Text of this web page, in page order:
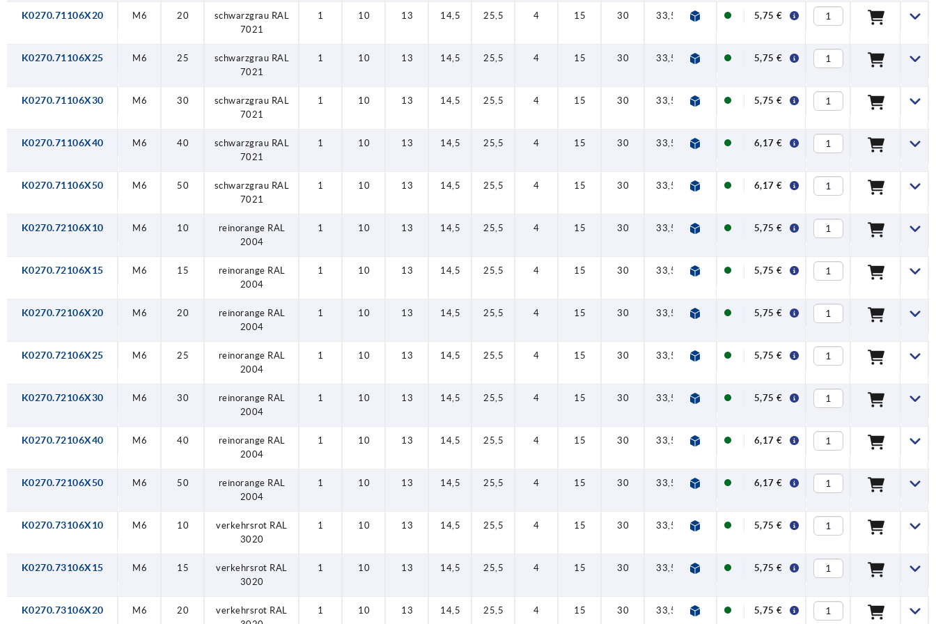
K0270.71106X20 M6 20
schwarzgrau RAL
7021
1 10 13 14,5 25,5 4 15 30 33,5 47 7,5
5,75 €
K0270.71106X25 M6 25
schwarzgrau RAL
7021
1 10 13 14,5 25,5 4 15 30 33,5 47 7,5
5,75 €
K0270.71106X30 M6 30
schwarzgrau RAL
7021
1 10 13 14,5 25,5 4 15 30 33,5 47 7,5
5,75 €
K0270.71106X40 M6 40
schwarzgrau RAL
7021
1 10 13 14,5 25,5 4 15 30 33,5 47 7,5
6,17 €
K0270.71106X50 M6 50
schwarzgrau RAL
7021
1 10 13 14,5 25,5 4 15 30 33,5 47 7,5
6,17 €
K0270.72106X10 M6 10
reinorange RAL
2004
1 10 13 14,5 25,5 4 15 30 33,5 47 7,5
5,75 €
K0270.72106X15 M6 15
reinorange RAL
2004
1 10 13 14,5 25,5 4 15 30 33,5 47 7,5
5,75 €
K0270.72106X20 M6 20
reinorange RAL
2004
1 10 13 14,5 25,5 4 15 30 33,5 47 7,5
5,75 €
K0270.72106X25 M6 25
reinorange RAL
2004
1 10 13 14,5 25,5 4 15 30 33,5 47 7,5
5,75 €
K0270.72106X30 M6 30
reinorange RAL
2004
1 10 13 14,5 25,5 4 15 30 33,5 47 7,5
5,75 €
K0270.72106X40 M6 40
reinorange RAL
2004
1 10 13 14,5 25,5 4 15 30 33,5 47 7,5
6,17 €
K0270.72106X50 M6 50
reinorange RAL
2004
1 10 13 14,5 25,5 4 15 30 33,5 47 7,5
6,17 €
K0270.73106X10 M6 10
verkehrsrot RAL
3020
1 10 13 14,5 25,5 4 15 30 33,5 47 7,5
5,75 €
K0270.73106X15 M6 15
verkehrsrot RAL
3020
1 10 13 14,5 25,5 4 15 30 33,5 47 7,5
5,75 €
K0270.73106X20 M6 20
verkehrsrot RAL
1 10 13 14,5 25,5 4 15 30 33,5 47 7,5
5,75 €